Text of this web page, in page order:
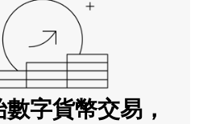
字貨幣交易，